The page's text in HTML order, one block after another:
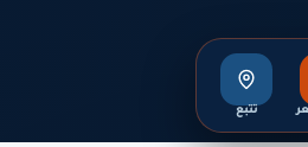
تتبع